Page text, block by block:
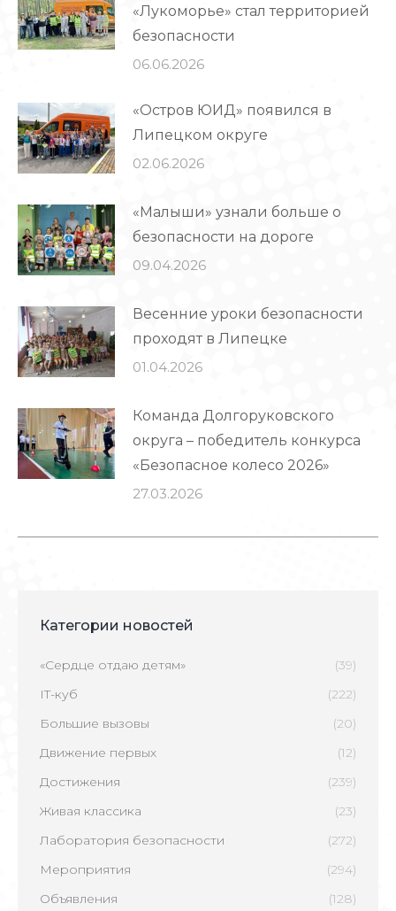
«Лукоморье» стал территорией
безопасности
06.06.2026
«Остров ЮИД» появился в
Липецком округе
02.06.2026
«Малыши» узнали больше о
безопасности на дороге
09.04.2026
Весенние уроки безопасности
проходят в Липецке
01.04.2026
Команда Долгоруковского
округа – победитель конкурса
«Безопасное колесо 2026»
27.03.2026
Категории новостей
«Сердце отдаю детям»
(39)
IT-куб
(222)
Большие вызовы
(20)
Движение первых
(12)
Достижения
(239)
Живая классика
(23)
Лаборатория безопасности
(272)
Мероприятия
(294)
Объявления
(128)